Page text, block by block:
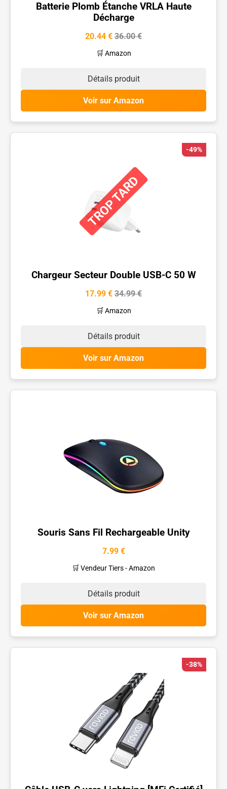
Batterie Plomb Étanche VRLA Haute
Décharge
20.44 € 36.00 €
🛒 Amazon
Détails produit
Voir sur Amazon
TROP TARD
-49%
Chargeur Secteur Double USB-C 50 W
17.99 € 34.99 €
🛒 Amazon
Détails produit
Voir sur Amazon
Souris Sans Fil Rechargeable Unity
7.99 €
🛒 Vendeur Tiers - Amazon
Détails produit
Voir sur Amazon
-38%